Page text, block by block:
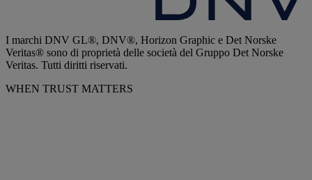
I marchi DNV GL®, DNV®, Horizon Graphic e Det Norske
Veritas® sono di proprietà delle società del Gruppo Det Norske
Veritas. Tutti diritti riservati.
WHEN TRUST MATTERS